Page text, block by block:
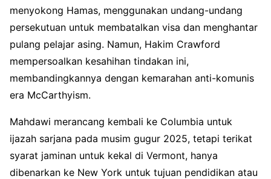
menyokong Hamas, menggunakan undang-undang
persekutuan untuk membatalkan visa dan menghantar
pulang pelajar asing. Namun, Hakim Crawford
mempersoalkan kesahihan tindakan ini,
membandingkannya dengan kemarahan anti-komunis
era McCarthyism.
Mahdawi merancang kembali ke Columbia untuk
ijazah sarjana pada musim gugur 2025, tetapi terikat
syarat jaminan untuk kekal di Vermont, hanya
dibenarkan ke New York untuk tujuan pendidikan atau